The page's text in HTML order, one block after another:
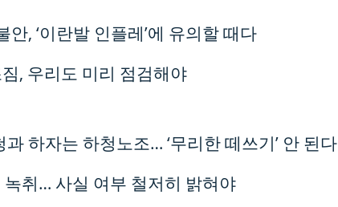
안, ‘이란발 인플레’에 유의할 때다
, 우리도 미리 점검해야
하자는 하청노조… ‘무리한 떼쓰기’ 안 된다
녹취… 사실 여부 철저히 밝혀야